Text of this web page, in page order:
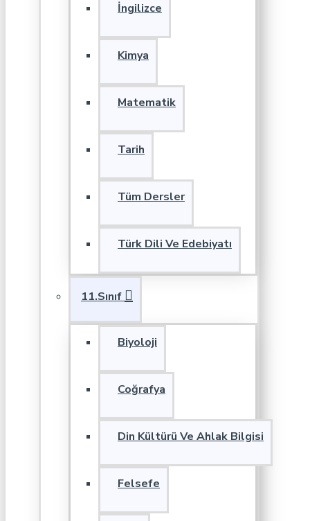
İngilizce
Kimya
Matematik
Tarih
Tüm Dersler
Türk Dili Ve Edebiyatı
11.Sınıf
Biyoloji
Coğrafya
Din Kültürü Ve Ahlak Bilgisi
Felsefe